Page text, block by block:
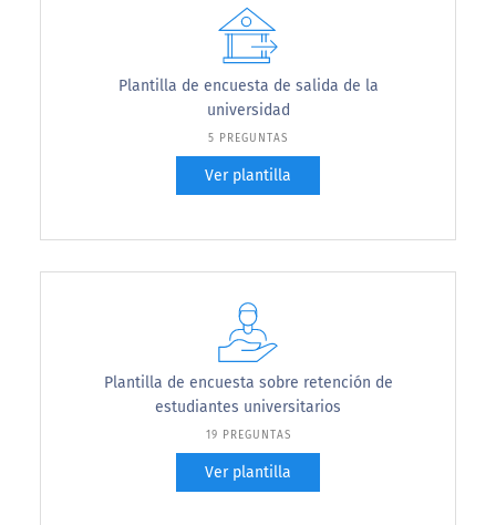
Plantilla de encuesta de salida de la
universidad
5 PREGUNTAS
Ver plantilla
Plantilla de encuesta sobre retención de
estudiantes universitarios
19 PREGUNTAS
Ver plantilla